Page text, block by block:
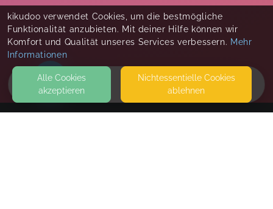
HOME
kikudoo verwendet Cookies, um die bestmögliche
Funktionalität anzubieten. Mit deiner Hilfe können wir
Komfort und Qualität unseres Services verbessern. Mehr
Informationen
Alle Cookies
akzeptieren
Nicht­essentielle Cookies
ablehnen